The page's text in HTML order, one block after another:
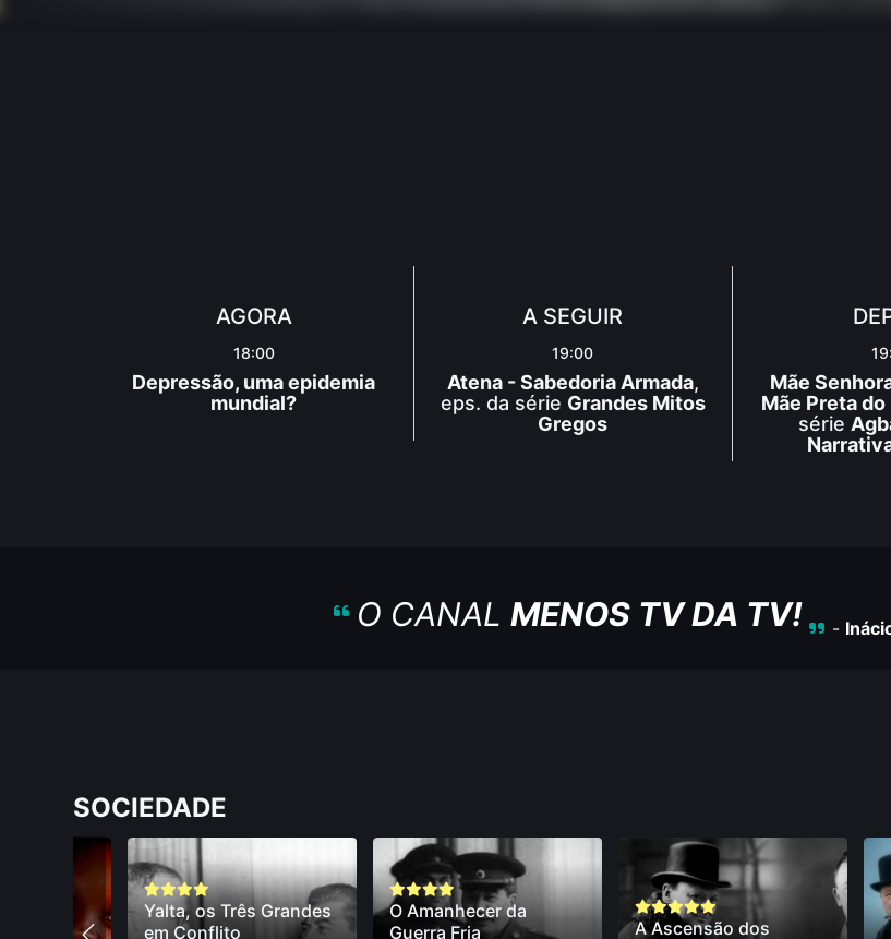
AGORA
18:00
Depressão, uma epidemia
mundial?
A SEGUIR
19:00
Atena - Sabedoria Armada,
eps. da série Grandes Mitos
Gregos
Mãe
Mãe Preta do
série
O CANAL MENOS TV DA TV! -
SOCIEDADE
Yalta, os Três Grandes
em Conflito
O Amanhecer da
Guerra Fria
A Ascensão dos